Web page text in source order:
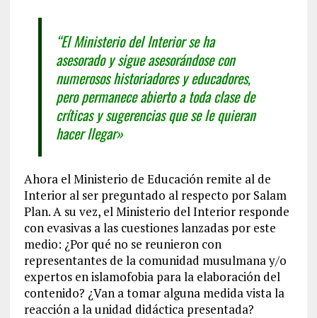
“El Ministerio del Interior se ha
asesorado y sigue asesorándose con
numerosos historiadores y educadores,
pero permanece abierto a toda clase de
críticas y sugerencias que se le quieran
hacer llegar»
Ahora el Ministerio de Educación remite al de
Interior al ser preguntado al respecto por Salam
Plan. A su vez, el Ministerio del Interior responde
con evasivas a las cuestiones lanzadas por este
medio: ¿Por qué no se reunieron con
representantes de la comunidad musulmana y/o
expertos en islamofobia para la elaboración del
contenido? ¿Van a tomar alguna medida vista la
reacción a la unidad didáctica presentada?